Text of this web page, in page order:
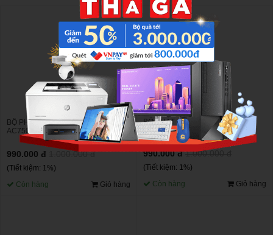
BỘ PHÁT WIFI ASUS ASUS RT-
AC750L
990.000 đ 1.000.000 đ
(Tiết kiệm: 1%)
Còn hàng
Giỏ hàng
BỘ PHÁT WIFI ASUS ASUS RT-
AC750L
990.000 đ 1.000.000 đ
(Tiết kiệm: 1%)
Còn hàng
Giỏ hàng